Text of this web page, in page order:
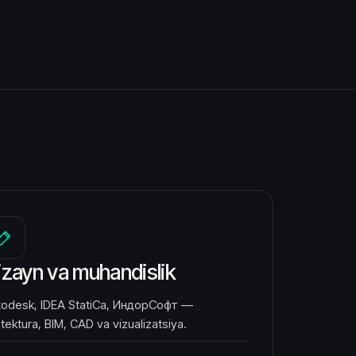
va muhandislik
IDEA StatiCa, ИндорСофт —
BIM, CAD va vizualizatsiya.